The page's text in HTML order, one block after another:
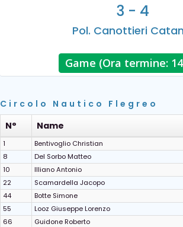
3 - 4
Pol. Canottieri
Game (Ora termine:
Circolo Nautico Flegreo
N°
Name
1
Bentivoglio Christian
8
Del Sorbo Matteo
10
Illiano Antonio
22
Scamardella Jacopo
44
Botte Simone
55
Looz Giuseppe Lorenzo
66
Guidone Roberto